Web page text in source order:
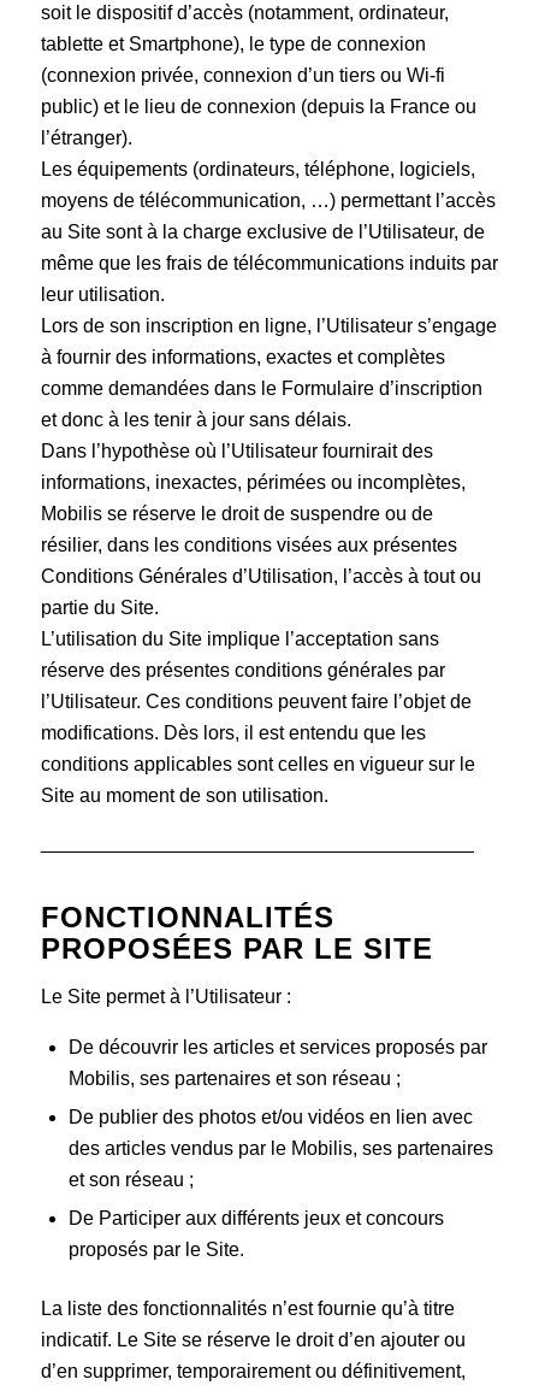
soit le dispositif d’accès (notamment, ordinateur,
tablette et Smartphone), le type de connexion
(connexion privée, connexion d’un tiers ou Wi-fi
public) et le lieu de connexion (depuis la France ou
l’étranger).
Les équipements (ordinateurs, téléphone, logiciels,
moyens de télécommunication, …) permettant l’accès
au Site sont à la charge exclusive de l’Utilisateur, de
même que les frais de télécommunications induits par
leur utilisation.
Lors de son inscription en ligne, l’Utilisateur s’engage
à fournir des informations, exactes et complètes
comme demandées dans le Formulaire d’inscription
et donc à les tenir à jour sans délais.
Dans l’hypothèse où l’Utilisateur fournirait des
informations, inexactes, périmées ou incomplètes,
Mobilis se réserve le droit de suspendre ou de
résilier, dans les conditions visées aux présentes
Conditions Générales d’Utilisation, l’accès à tout ou
partie du Site.
L’utilisation du Site implique l’acceptation sans
réserve des présentes conditions générales par
l’Utilisateur. Ces conditions peuvent faire l’objet de
modifications. Dès lors, il est entendu que les
conditions applicables sont celles en vigueur sur le
Site au moment de son utilisation.
FONCTIONNALITÉS
PROPOSÉES PAR LE SITE
Le Site permet à l’Utilisateur :
De découvrir les articles et services proposés par
Mobilis, ses partenaires et son réseau ;
De publier des photos et/ou vidéos en lien avec
des articles vendus par le Mobilis, ses partenaires
et son réseau ;
De Participer aux différents jeux et concours
proposés par le Site.
La liste des fonctionnalités n’est fournie qu’à titre
indicatif. Le Site se réserve le droit d’en ajouter ou
d’en supprimer, temporairement ou définitivement,